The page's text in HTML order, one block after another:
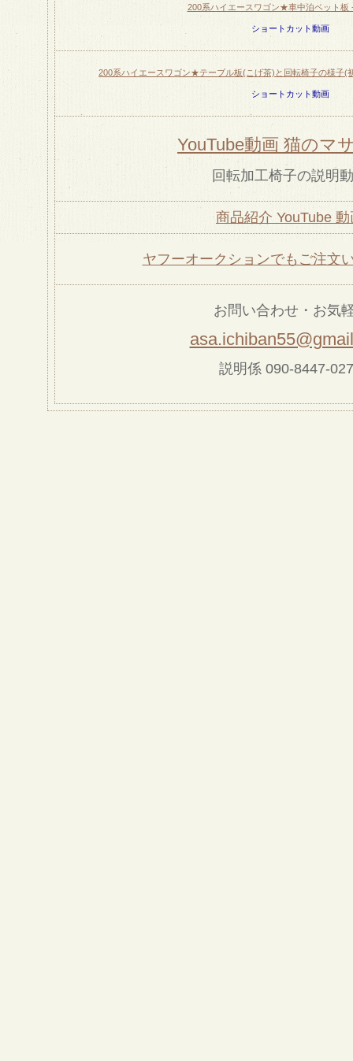
200系ハイエースワゴン★車中泊ベット板
ショートカット動画
200系ハイエースワゴン★テーブル板(こげ茶)と回転椅子の様子(
ショートカット動画
YouTube動画 猫のマ
回転加工椅子の説明
商品紹介 YouTube 動
ヤフーオークションでもご注文
お問い合わせ・お気
説明係 090-8447-